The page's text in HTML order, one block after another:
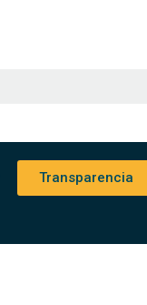
Transparencia